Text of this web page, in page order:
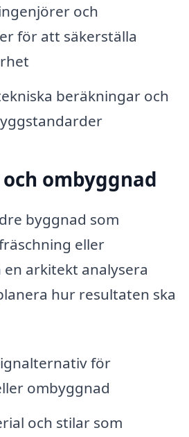
och
för att säkerställa
beräkningar och
ombyggnad
byggnad som
eller
arkitekt analysera
hur resultaten ska
för
ombyggnad
och stilar som